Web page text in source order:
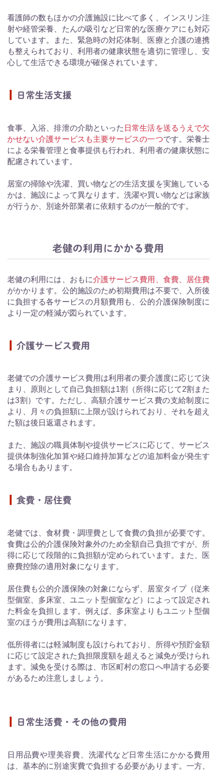
看護師の数もほかの介護施設に比べて多く、インスリン注
射や経管栄養、たんの吸引など日常的な医療ケアにも対応
しています。また、緊急時の対応体制、医療と介護の連携
も整えられており、利用者の健康状態を適切に管理し、安
心して生活できる環境が確保されています。
日常生活支援
食事、入浴、排泄の介助といった 日常生活を送るうえで欠
かせない介護サービスも主要サービスの一つです。栄養士
による栄養管理と食事提供も行われ、利用者の健康状態に
配慮されています。
居室の掃除や洗濯、買い物などの生活支援を実施している
かは、施設によって異なります。洗濯や買い物などは家族
が行うか、別途外部業者に依頼するのが一般的です。
老健の利用にかかる費用
老健の利用には、おもに介護サービス費用、食費、居住費
がかかります。公的施設のため初期費用は不要で、入所後
に負担する各サービスの月額費用も、公的介護保険制度に
より一定の軽減が図られています。
介護サービス費用
老健での介護サービス費用は利用者の要介護度に応じて決
まり、原則として自己負担額は1割（所得に応じて2割また
は3割）です。ただし、高額介護サービス費の支給制度に
より、月々の負担額に上限が設けられており、それを超え
た額は後日返還されます。
また、施設の職員体制や提供サービスに応じて、サービス
提供体制強化加算や経口維持加算などの追加料金が発生す
る場合もあります。
食費・居住費
老健では、食材費・調理費として食費の負担が必要です。
食費は公的介護保険対象外のため全額自己負担ですが、所
得に応じて段階的に負担額が定められています。また、医
療費控除の適用対象になります。
居住費も公的介護保険の対象にならず、居室タイプ（従来
型個室、多床室、ユニット型個室など）によって設定され
た料金を負担します。例えば、多床室よりもユニット型個
室のほうが費用は高額になります。
低所得者には軽減制度も設けられており、所得や預貯金額
に応じて設定された負担限度額を超えると減免が受けられ
ます。減免を受ける際は、市区町村の窓口へ申請する必要
があるため注意しましょう。
日常生活費・その他の費用
日用品費や理美容費、洗濯代など日常生活にかかる費用
は、基本的に別途実費で負担する必要があります。一方、